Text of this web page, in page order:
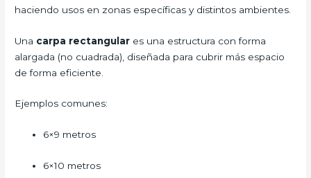
haciendo usos en zonas específicas y distintos ambientes.
Una carpa rectangular es una estructura con forma
alargada (no cuadrada), diseñada para cubrir más espacio
de forma eficiente.
Ejemplos comunes:
6×9 metros
6×10 metros